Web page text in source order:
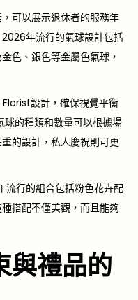
可以展示退休者的服務年
年流行的氣球設計包括
色、銀色等金屬色氣球，
設計，確保視覺平衡
的種類和數量可以根據場
的設計，私人慶祝則可更
流行的組合包括粉色花卉配
搭配不僅美觀，而且能夠
與禮品的